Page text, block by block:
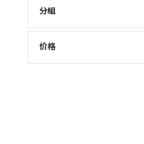
分組
价格